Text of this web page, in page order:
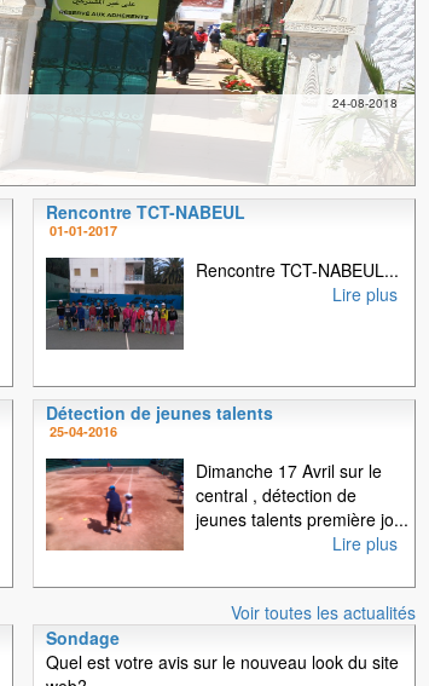
24-08-2018
Rencontre TCT-NABEUL
01-01-2017
Rencontre TCT-NABEUL...
Lire plus
Détection de jeunes talents
25-04-2016
Dimanche 17 Avril sur le
central , détection de
jeunes talents première jo...
Lire plus
Voir toutes les actualités
Sondage
Quel est votre avis sur le nouveau look du site